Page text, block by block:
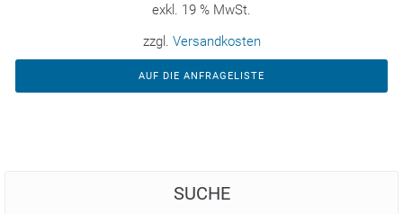
exkl. 19 % MwSt.
zzgl. Versandkosten
AUF DIE ANFRAGELISTE
SUCHE